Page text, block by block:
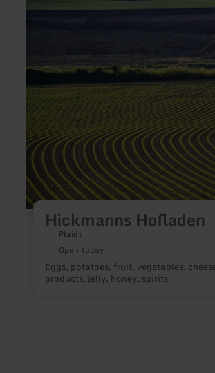
Hickmanns Hofladen
Plaidt
Open today
Eggs, potatoes, fruit, vegetables,
products, jelly, honey, spirits